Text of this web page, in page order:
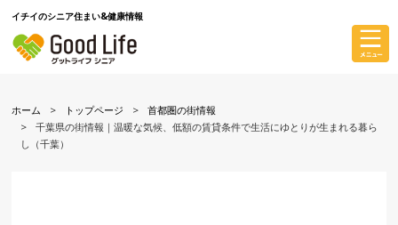
イチイのシニア住まい&健康情報
ホーム トップページ
首都圏の街情報
千葉県の街情報｜温暖な気候、低額の賃貸条件で生活にゆとりが生まれる暮ら
し（千葉）